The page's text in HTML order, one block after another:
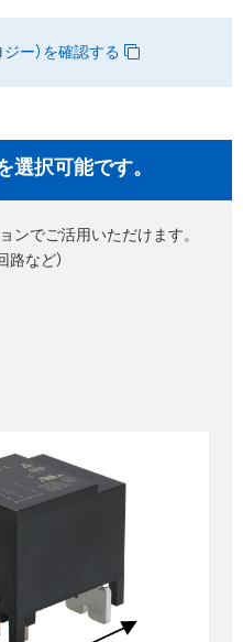
ー）を確認する
選択可能です。
ンでご活用いただけます。
など）